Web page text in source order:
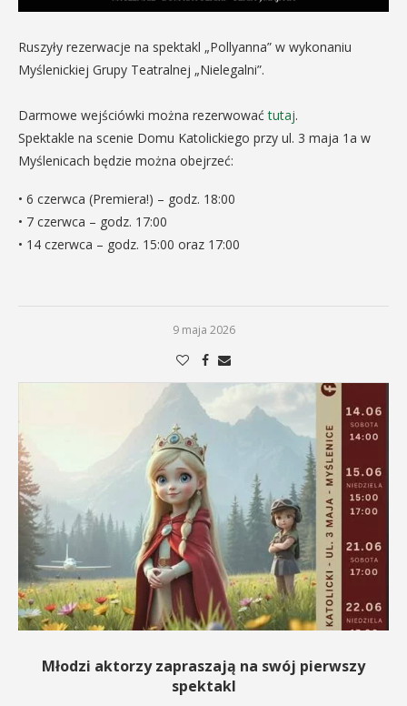
Ruszyły rezerwacje na spektakl „Pollyanna” w wykonaniu
Myślenickiej Grupy Teatralnej „Nielegalni”.
Darmowe wejściówki można rezerwowaćtutaj.
Spektakle na scenie Domu Katolickiego przy ul. 3 maja 1a w
Myślenicach będzie można obejrzeć:
• 6 czerwca (Premiera!) – godz. 18:00
• 7 czerwca – godz. 17:00
• 14 czerwca – godz. 15:00 oraz 17:00
9 maja 2026
Młodzi aktorzy zapraszają na swój pierwszy
spektakl